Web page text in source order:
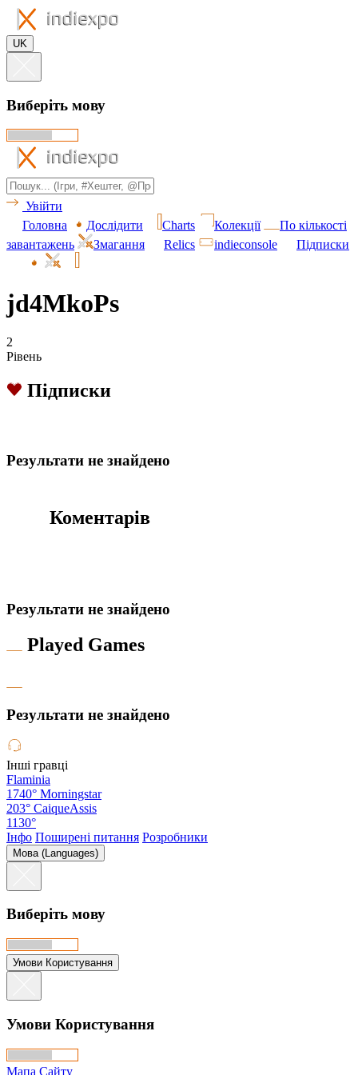
UK
Виберіть мову
Увійти
Головна
Дослідити Charts Колекції
По кількості
завантажень
Змагання Relics indieconsole Підписки
jd4MkoPs
2
Рівень
Підписки
Результати не знайдено
Коментарів
Результати не знайдено
Played Games
Результати не знайдено
Інші гравці
Flaminia
1740° Morningstar
203° CaiqueAssis
1130°
Інфо Поширені питання Розробники
Мова (Languages)
Виберіть мову
Умови Користування
Умови Користування
Мапа Сайту